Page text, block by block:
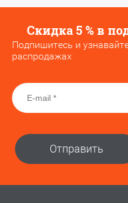
Скидка 5 % в
Подпишитесь и
распродажах
Отправить